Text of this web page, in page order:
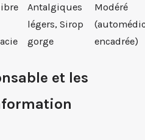
Antalgiques
légers, Sirop
gorge
Modéré
encadrée)
et les